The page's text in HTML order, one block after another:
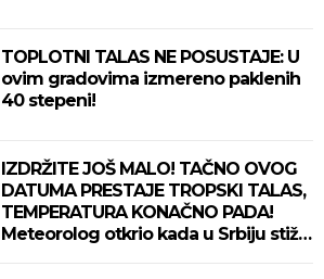
TOPLOTNI TALAS NE POSUSTAJE: U
ovim gradovima izmereno paklenih
40 stepeni!
IZDRŽITE JOŠ MALO! TAČNO OVOG
DATUMA PRESTAJE TROPSKI TALAS,
TEMPERATURA KONAČNO PADA!
Meteorolog otkrio kada u Srbiju stiže